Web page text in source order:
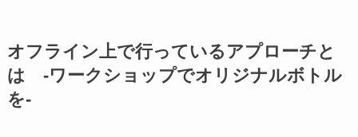
オフライン上で行っているアプローチと
は -ワークショップでオリジナルボトル
を-